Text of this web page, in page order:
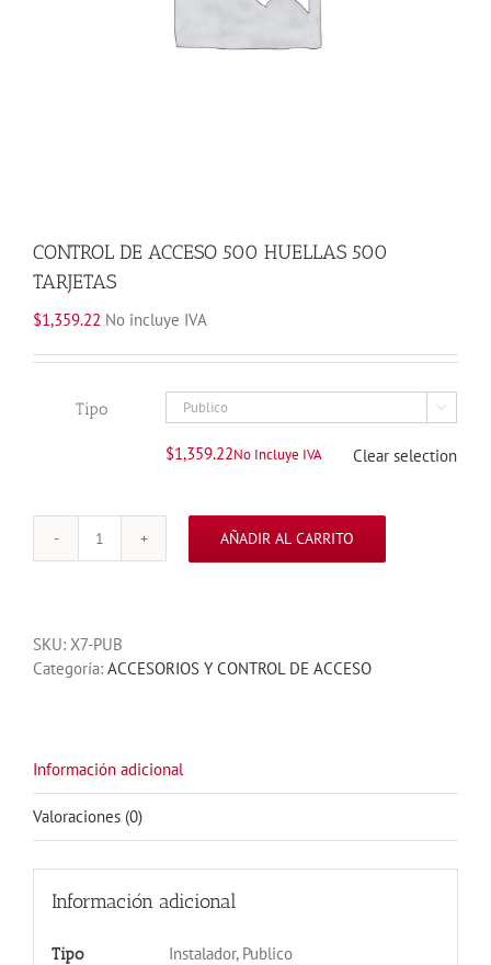
CONTROL DE ACCESO 500 HUELLAS 500
TARJETAS
$1,359.22 No incluye IVA
Tipo 
$1,359.22No Incluye IVA Clear selection
CONTROL
HUELLAS
500
AÑADIR AL CARRITO
SKU: X7-PUB
Categoría: ACCESORIOS Y CONTROL DE ACCESO
Información adicional
Valoraciones (0)
Información adicional
Tipo Instalador, Publico